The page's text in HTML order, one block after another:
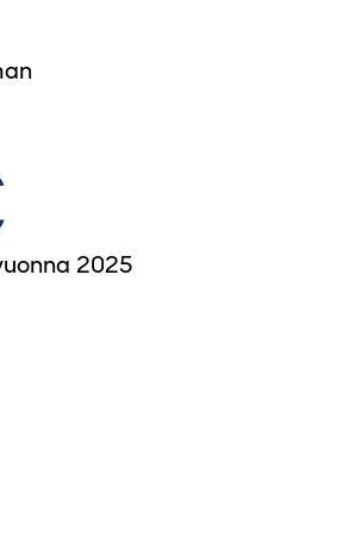
2025